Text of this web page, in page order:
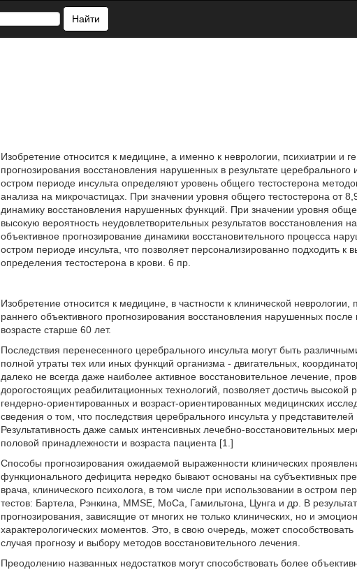
Найти
Изобретение относится к медицине, а именно к неврологии, психиатрии и
прогнозирования восстановления нарушенных в результате
остром периоде инсульта определяют уровень общего тестостерона
анализа на микрочастицах. При значении уровня общего тестостерона от
динамику восстановления нарушенных функций. При значении уровня
высокую вероятность неудовлетворительных результатов
объективное прогнозирование динамики восстановительного процесса
остром периоде инсульта, что позволяет персонализированно подходить к
определения тестостерона в крови. 6 пр.
Изобретение относится к медицине, в частности к клинической
раннего объективного прогнозирования восстановления нарушенных
возрасте старше 60 лет.
Последствия перенесенного церебрального инсульта могут быть
полной утраты тех или иных функций организма - двигательных,
далеко не всегда даже наиболее активное восстановительное лечение,
дорогостоящих реабилитационных технологий, позволяет достичь высокой
гендерно-ориентированных и возраст-ориентированных медицинских
сведения о том, что последствия церебрального инсульта у
Результативность даже самых интенсивных лечебно-восстановительных
половой принадлежности и возраста пациента [1.]
Способы прогнозирования ожидаемой выраженности клинических
функционального дефицита нередко бывают основаны на субъективных
врача, клинического психолога, в том числе при использовании в остром
тестов: Бартела, Рэнкина, MMSE, МоСа, Гамильтона, Цунга и др. В
прогнозирования, зависящие от многих не только клинических, но и
характерологических моментов. Это, в свою очередь, может
случая прогнозу и выбору методов восстановительного лечения.
Преодолению названных недостатков могут способствовать более